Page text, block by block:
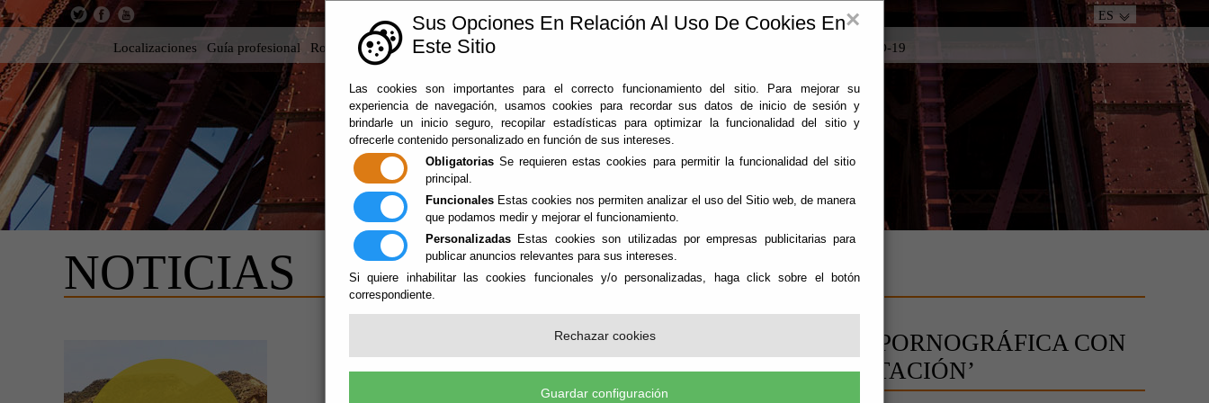
×
Sus Opciones En Relación Al Uso De Cookies En
Este Sitio
Las cookies son importantes para el correcto funcionamiento del sitio. Para mejorar su
experiencia de navegación, usamos cookies para recordar sus datos de inicio de sesión y
brindarle un inicio seguro, recopilar estadísticas para optimizar la funcionalidad del sitio y
ofrecerle contenido personalizado en función de sus intereses.
Obligatorias Se requieren estas cookies para permitir la funcionalidad del sitio
principal.
Funcionales Estas cookies nos permiten analizar el uso del Sitio web, de manera
que podamos medir y mejorar el funcionamiento.
Personalizadas Estas cookies son utilizadas por empresas publicitarias para
publicar anuncios relevantes para sus intereses.
Si quiere inhabilitar las cookies funcionales y/o personalizadas, haga click sobre el botón
correspondiente.
Rechazar cookies
Guardar configuración
ES
Localizaciones Guía profesional Rodar en Almería 360 COVID-19
NOTICIAS
FICAL DA VOZ A VÍCTIMAS DE LA INDUSTRIA PORNOGRÁFICA CON
EL ESTRENO DE LA DOCUSERIE ‘PORNOXPLOTACIÓN’